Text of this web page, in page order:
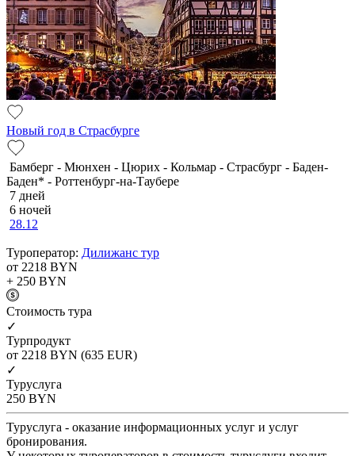
Новый год в Страсбурге
Бамберг - Мюнхен - Цюрих - Кольмар - Страсбург - Баден-
Баден* - Роттенбург-на-Таубере
7 дней
6 ночей
28.12
Туроператор: Дилижанс тур
от 2218 BYN
+ 250 BYN
Cтоимость тура
✓
Турпродукт
от 2218 BYN (635 EUR)
✓
Туруслуга
250 BYN
Туруслуга - оказание информационных услуг и услуг
бронирования.